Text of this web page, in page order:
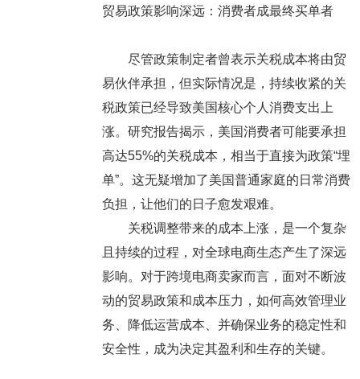
贸易政策影响深远：消费者成最终买单者
尽管政策制定者曾表示关税成本将由贸
易伙伴承担，但实际情况是，持续收紧的关
税政策已经导致美国核心个人消费支出上
涨。研究报告揭示，美国消费者可能要承担
高达55%的关税成本，相当于直接为政策“埋
单”。这无疑增加了美国普通家庭的日常消费
负担，让他们的日子愈发艰难。
关税调整带来的成本上涨，是一个复杂
且持续的过程，对全球电商生态产生了深远
影响。对于跨境电商卖家而言，面对不断波
动的贸易政策和成本压力，如何高效管理业
务、降低运营成本、并确保业务的稳定性和
安全性，成为决定其盈利和生存的关键。